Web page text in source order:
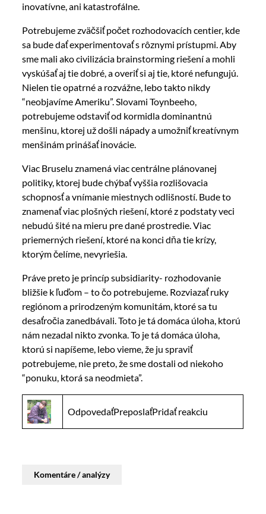
inovatívne, ani katastrofálne.
Potrebujeme zväčšiť počet rozhodovacích centier, kde
sa bude dať experimentovať s rôznymi prístupmi. Aby
sme mali ako civilizácia brainstorming riešení a mohli
vyskúšať aj tie dobré, a overiť si aj tie, ktoré nefungujú.
Nielen tie opatrné a rozvážne, lebo takto nikdy
“neobjavíme Ameriku”. Slovami Toynbeeho,
potrebujeme odstaviť od kormidla dominantnú
menšinu, ktorej už došli nápady a umožniť kreatívnym
menšinám prinášať inovácie.
Viac Bruselu znamená viac centrálne plánovanej
politiky, ktorej bude chýbať vyššia rozlišovacia
schopnosť a vnímanie miestnych odlišností. Bude to
znamenať viac plošných riešení, ktoré z podstaty veci
nebudú šité na mieru pre dané prostredie. Viac
priemerných riešení, ktoré na konci dňa tie krízy,
ktorým čelíme, nevyriešia.
Práve preto je princíp subsidiarity- rozhodovanie
bližšie k ľuďom – to čo potrebujeme. Rozviazať ruky
regiónom a prirodzeným komunitám, ktoré sa tu
desaťročia zanedbávali. Toto je tá domáca úloha, ktorú
nám nezadal nikto zvonka. To je tá domáca úloha,
ktorú si napíšeme, lebo vieme, že ju spraviť
potrebujeme, nie preto, že sme dostali od niekoho
“ponuku, ktorá sa neodmieta”.
OdpovedaťPreposlaťPridať reakciu
Komentáre / analýzy